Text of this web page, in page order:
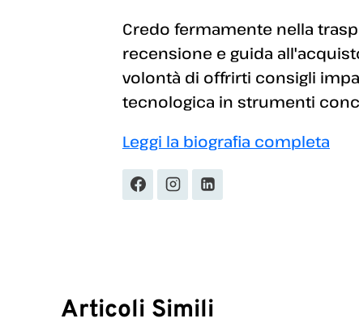
Credo fermamente nella
recensione e guida
volontà di offrirti consigli
tecnologica in strumenti
Leggi la biografia completa
Articoli Simili